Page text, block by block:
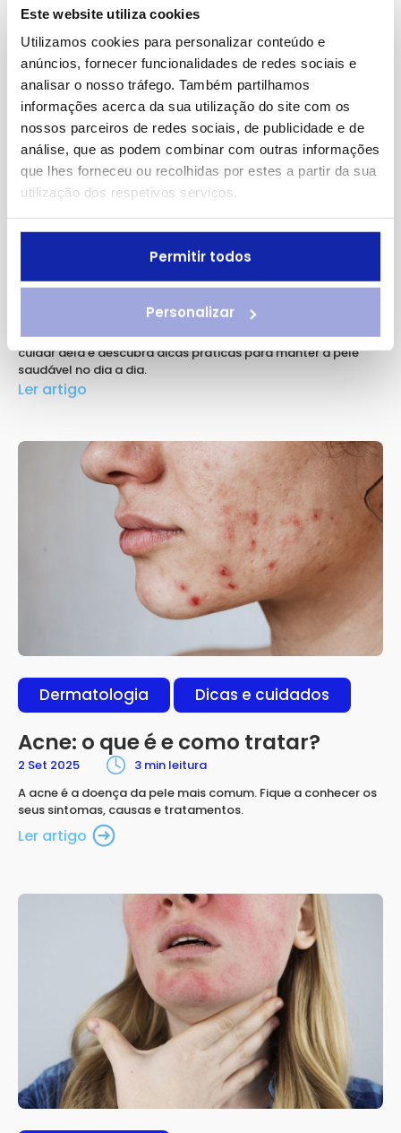
Este website utiliza cookies
Utilizamos cookies para personalizar conteúdo e
anúncios, fornecer funcionalidades de redes sociais e
analisar o nosso tráfego. Também partilhamos
informações acerca da sua utilização do site com os
nossos parceiros de redes sociais, de publicidade e de
análise, que as podem combinar com outras informações
que lhes forneceu ou recolhidas por estes a partir da sua
utilização dos respetivos serviços.
Permitir todos
Personalizar
Dermatologia
Cuidado da pele: tudo o que
precisa de saber
4 min leitura
Saiba que cuidados deve ter com a sua pele, os benefícios de
cuidar dela e descubra dicas práticas para manter a pele
saudável no dia a dia.
Ler artigo
Dermatologia Dicas e cuidados
Acne: o que é e como tratar?
2 Set 2025
3 min leitura
A acne é a doença da pele mais comum. Fique a conhecer os
seus sintomas, causas e tratamentos.
Ler artigo